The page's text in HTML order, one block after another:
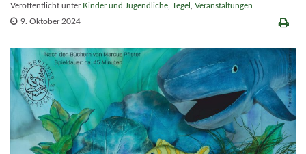
Veröffentlicht unter Kinder und Jugendliche Tegel
Veranstaltungen
9. Oktober 2024